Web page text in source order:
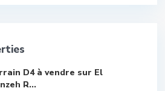
D4 à vendre sur El
R...